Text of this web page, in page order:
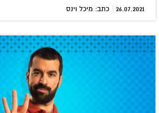
26.07.2021
| כתב: מיכל וינס